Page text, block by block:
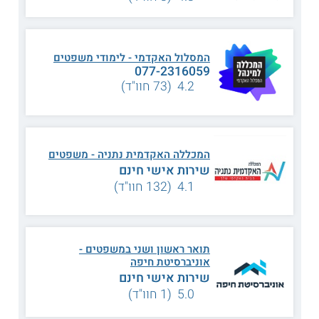
ובמקביל בוחנת את הקשר שבין תחום המשפט לעולם החשבונאות
ולתחומים המשיקים לו כגון כלכלה, חברה והיסטוריה. השילוב בין
התחומים מסייע לסטודנטים לקבל זווית ראיה רחבה על המשק
ולרכוש כלים מקצועיים רבים. כך הם בוחנים היבטים במיסוי,
בפעילות הרשות לניירות ערך ודנים בסוגיות שמשלבות כלכלה
ומשפט.
לימודי המשפטים
עוסקים בתחומי משפט שונים כגון משפט
מתכונת הלימוד
קורסי חובה ובחירה וסמינריונים של שני החוגים וכך דורשת מן
הסטודנטים השקעה רבה במיוחד והיא עמוסה ותובענית מן הרגיל.
משולבות סדנאות שונות בתחומי המשפט והחשבונאות. כמו כן,
במסגרת לימודי המשפטים הסטודנטים לוקחים חלק בקליניקות
משפטיות שבהן הם מתנסים בעבודה עם לקוחות מאוכלוסיות
שונות.
המסלול האקדמי - לימודי משפטים
077-2316059
4.2 (73 חוו"ד)
המכללה האקדמית נתניה - משפטים
שירות אישי חינם
4.1 (132 חוו"ד)
תואר ראשון ושני במשפטים -
אוניברסיטת חיפה
שירות אישי חינם
5.0 (1 חוו"ד)